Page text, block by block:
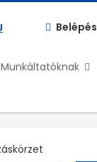
Belépés
Munkáltatóknak